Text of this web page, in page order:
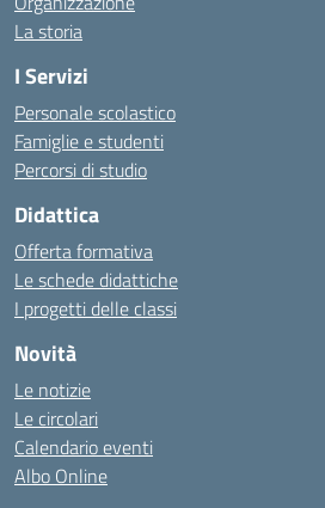
La storia
I Servizi
Personale scolastico
Famiglie e studenti
Percorsi di studio
Didattica
Offerta formativa
Le schede didattiche
I progetti delle classi
Novità
Le notizie
Le circolari
Calendario eventi
Albo Online